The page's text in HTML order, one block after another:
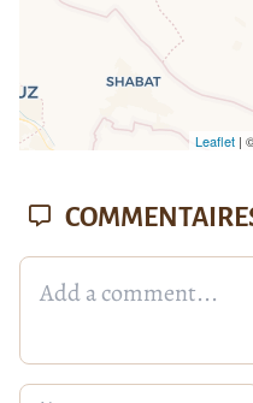
Leaflet|